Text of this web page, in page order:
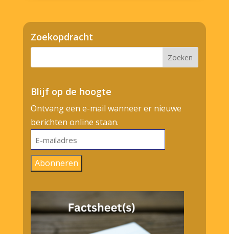
Zoekopdracht
Blijf op de hoogte
Ontvang een e-mail wanneer er nieuwe
berichten online staan.
E-
mailadres
Abonneren